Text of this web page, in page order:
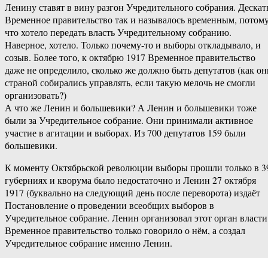
Ленину ставят в вину разгон Учредительного собрания.
Временное правительство так и называлось временным,
что хотело передать власть Учредительному собранию.
Наверное, хотело. Только почему-то и выборы откладывало, и
созыв. Более того, к октябрю 1917 Временное правительство
даже не определило, сколько же должно быть депутатов (как
страной собирались управлять, если такую мелочь не смогли
организовать?)
А что же Ленин и большевики? А Ленин и большевики тоже
были за Учредительное собрание. Они принимали активное
участие в агитации и выборах. Из 700 депутатов 159 были
большевики.
К моменту Октябрьской революции выборы прошли только в
губерниях и кворума было недостаточно и Ленин 27 октября
1917 (буквально на следующий день после переворота) издаёт
Постановление о проведении всеобщих выборов в
Учредительное собрание. Ленин организовал этот орган
Временное правительство только говорило о нём, а создал
Учредительное собрание именно Ленин.